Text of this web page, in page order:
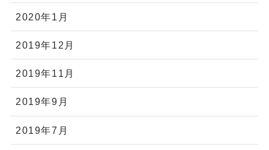
2020年1月
2019年12月
2019年11月
2019年9月
2019年7月